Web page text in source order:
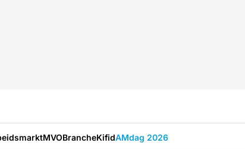
MVOBrancheKifidAMdag 2026